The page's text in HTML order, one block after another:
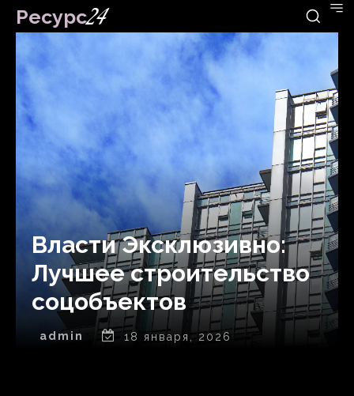
Ресурс24
Власти Эксклюзивно:
Лучшее строительство
соцобъектов
admin 18 января, 2026